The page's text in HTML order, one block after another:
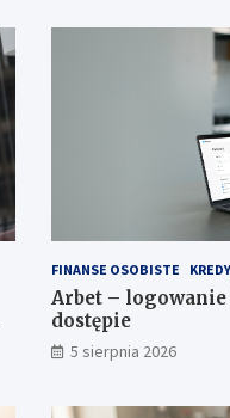
FINANSE OSOBISTE
Arbet –
dostępie
5 sierpnia 2026